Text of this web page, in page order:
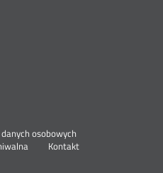
osobowych
Kontakt